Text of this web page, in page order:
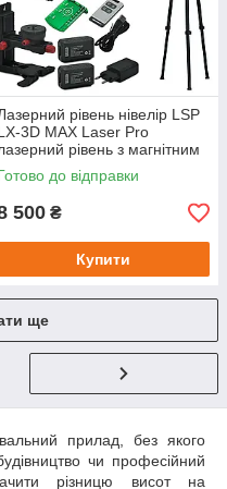
рівень нівелір LSP
3D MAX Laser Pro
рівень з магнітним
рівень для вулиці
до відправки
500 ₴
Купити
ще
прилад, без якого
чи професійний
різницю висот на